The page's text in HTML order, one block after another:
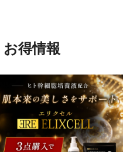
得情報